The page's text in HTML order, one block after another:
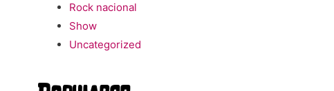
Rock nacional
Show
Uncategorized